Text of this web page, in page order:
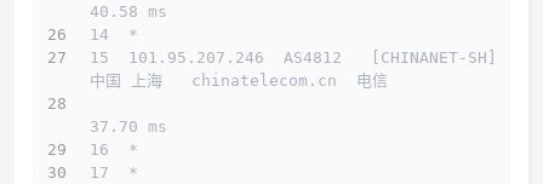
40.58 ms
14  *
15  101.95.207.246  AS4812   [CHINANET-SH]
中国 上海   chinatelecom.cn  电信
37.70 ms
16  *
17  *